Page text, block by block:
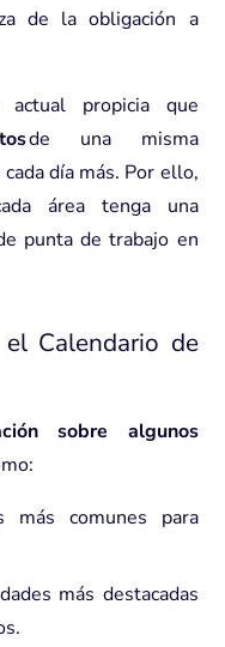
de la obligación a
propicia que
de una misma
día más. Por ello,
área tenga una
punta de trabajo en
Calendario de
sobre algunos
más comunes para
más destacadas